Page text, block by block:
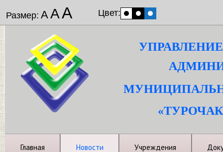
Размер: ААА Цвет:
Главная Новости Учреждения